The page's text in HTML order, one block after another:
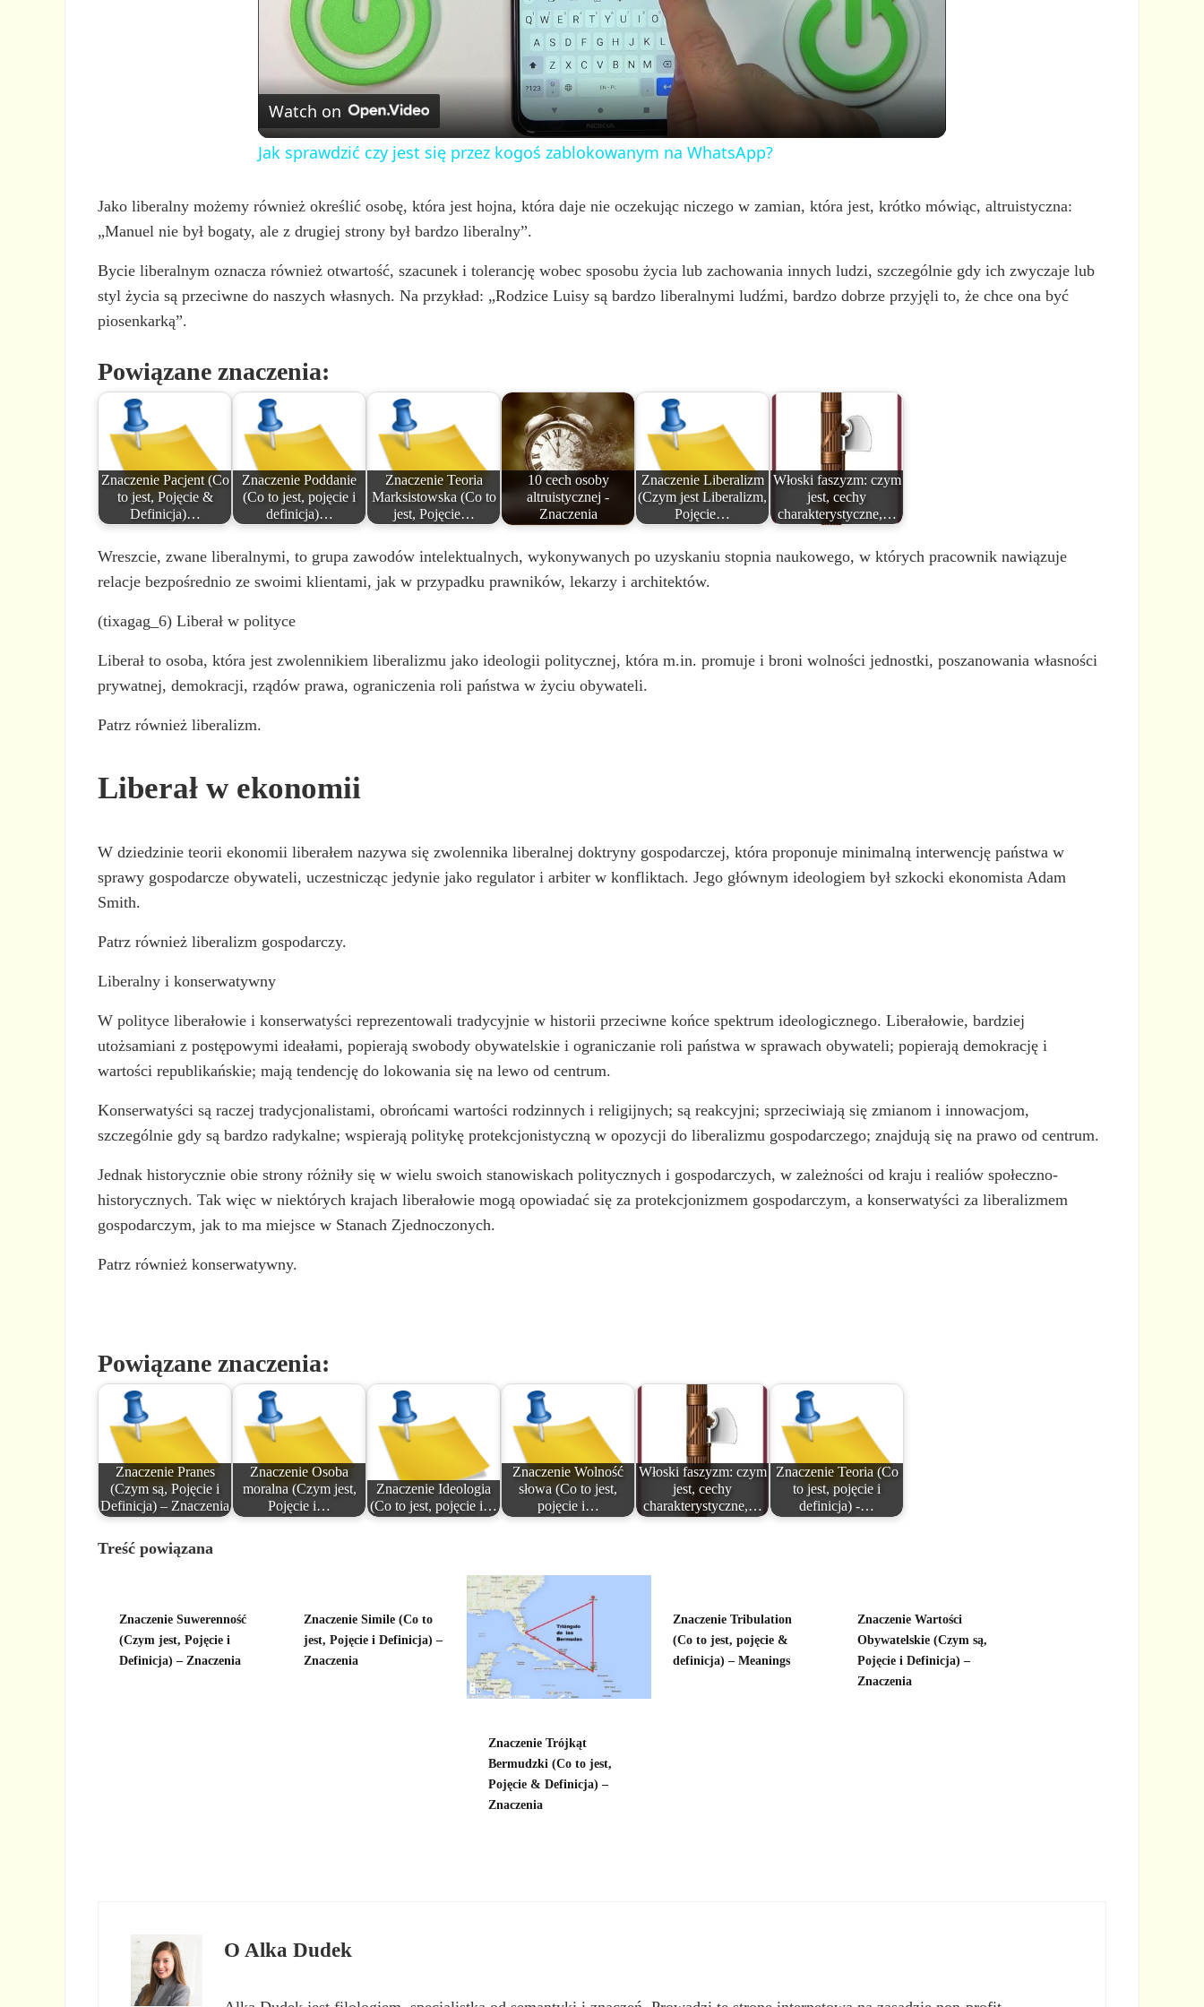
l
a
y
d
o
Watch on
Jak sprawdzić czy jest się przez kogoś zablokowanym na WhatsApp?
Jako liberalny możemy również określić osobę, która jest hojna, która daje nie oczekując niczego w zamian, która jest, krótko mówiąc, altruistyczna:
„Manuel nie był bogaty, ale z drugiej strony był bardzo liberalny”.
Bycie liberalnym oznacza również otwartość, szacunek i tolerancję wobec sposobu życia lub zachowania innych ludzi, szczególnie gdy ich zwyczaje lub
styl życia są przeciwne do naszych własnych. Na przykład: „Rodzice Luisy są bardzo liberalnymi ludźmi, bardzo dobrze przyjęli to, że chce ona być
piosenkarką”.
Powiązane znaczenia:
Znaczenie Pacjent (Co
to jest, Pojęcie &
Definicja)…
Znaczenie Poddanie
(Co to jest, pojęcie i
definicja)…
Znaczenie Teoria
Marksistowska (Co to
jest, Pojęcie…
10 cech osoby
altruistycznej -
Znaczenia
Znaczenie Liberalizm
(Czym jest Liberalizm,
Pojęcie…
Włoski faszyzm: czym
jest, cechy
charakterystyczne,…
Wreszcie, zwane liberalnymi, to grupa zawodów intelektualnych, wykonywanych po uzyskaniu stopnia naukowego, w których pracownik nawiązuje
relacje bezpośrednio ze swoimi klientami, jak w przypadku prawników, lekarzy i architektów.
(tixagag_6) Liberał w polityce
Liberał to osoba, która jest zwolennikiem liberalizmu jako ideologii politycznej, która m.in. promuje i broni wolności jednostki, poszanowania własności
prywatnej, demokracji, rządów prawa, ograniczenia roli państwa w życiu obywateli.
Patrz również liberalizm.
Liberał w ekonomii
W dziedzinie teorii ekonomii liberałem nazywa się zwolennika liberalnej doktryny gospodarczej, która proponuje minimalną interwencję państwa w
sprawy gospodarcze obywateli, uczestnicząc jedynie jako regulator i arbiter w konfliktach. Jego głównym ideologiem był szkocki ekonomista Adam
Smith.
Patrz również liberalizm gospodarczy.
Liberalny i konserwatywny
W polityce liberałowie i konserwatyści reprezentowali tradycyjnie w historii przeciwne końce spektrum ideologicznego. Liberałowie, bardziej
utożsamiani z postępowymi ideałami, popierają swobody obywatelskie i ograniczanie roli państwa w sprawach obywateli; popierają demokrację i
wartości republikańskie; mają tendencję do lokowania się na lewo od centrum.
Konserwatyści są raczej tradycjonalistami, obrońcami wartości rodzinnych i religijnych; są reakcyjni; sprzeciwiają się zmianom i innowacjom,
szczególnie gdy są bardzo radykalne; wspierają politykę protekcjonistyczną w opozycji do liberalizmu gospodarczego; znajdują się na prawo od centrum.
Jednak historycznie obie strony różniły się w wielu swoich stanowiskach politycznych i gospodarczych, w zależności od kraju i realiów społeczno-
historycznych. Tak więc w niektórych krajach liberałowie mogą opowiadać się za protekcjonizmem gospodarczym, a konserwatyści za liberalizmem
gospodarczym, jak to ma miejsce w Stanach Zjednoczonych.
Patrz również konserwatywny.
Powiązane znaczenia:
Znaczenie Pranes
(Czym są, Pojęcie i
Definicja) – Znaczenia
Znaczenie Osoba
moralna (Czym jest,
Pojęcie i…
Znaczenie Ideologia
(Co to jest, pojęcie i…
Znaczenie Wolność
słowa (Co to jest,
pojęcie i…
Włoski faszyzm: czym
jest, cechy
charakterystyczne,…
Znaczenie Teoria (Co
to jest, pojęcie i
definicja) -…
Treść powiązana
Znaczenie Suwerenność
(Czym jest, Pojęcie i
Definicja) – Znaczenia
Znaczenie Simile (Co to
jest, Pojęcie i Definicja) –
Znaczenia
Znaczenie Trójkąt
Bermudzki (Co to jest,
Pojęcie & Definicja) –
Znaczenia
Znaczenie Tribulation
(Co to jest, pojęcie &
definicja) – Meanings
Znaczenie Wartości
Obywatelskie (Czym są,
Pojęcie i Definicja) –
Znaczenia
OAlka Dudek